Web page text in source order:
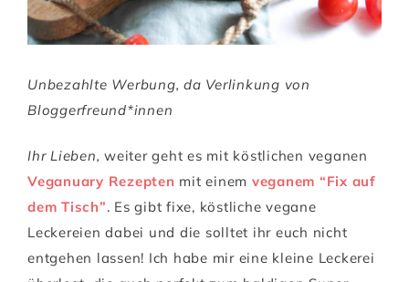
Unbezahlte Werbung, da Verlinkung von
Bloggerfreund*innen
Ihr Lieben, weiter geht es mit köstlichen veganen
Veganuary Rezepten mit einem veganem “Fix auf
dem Tisch”. Es gibt fixe, köstliche vegane
Leckereien dabei und die solltet ihr euch nicht
entgehen lassen! Ich habe mir eine kleine Leckerei